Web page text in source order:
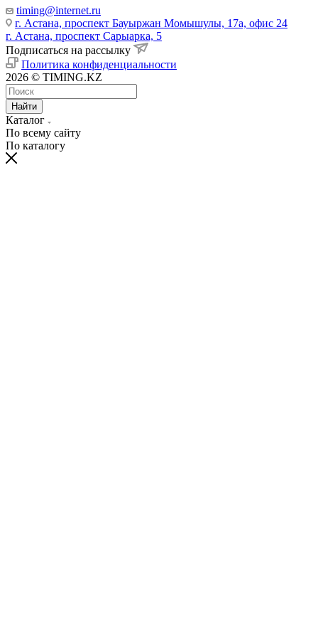
timing@internet.ru
г. Астана, проспект Бауыржан Момышулы, 17а, офис 24
г. Астана, проспект Сарыарка, 5
Подписаться на рассылку
Политика конфиденциальности
2026 © TIMING.KZ
Найти
Каталог
По всему сайту
По каталогу